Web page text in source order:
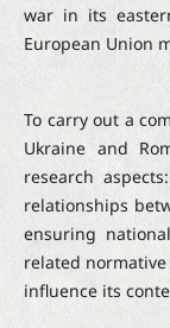
war in its
European Union
To carry out a
Ukraine and
research
relationships
ensuring
related
influence its